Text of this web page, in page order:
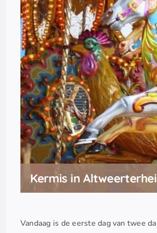
Kermis in
Vandaag is de eerste dag van twee